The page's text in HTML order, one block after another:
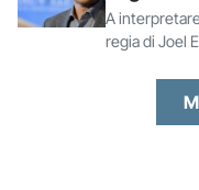
A
regia di Joel